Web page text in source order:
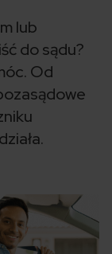
lub
do sądu?
Od